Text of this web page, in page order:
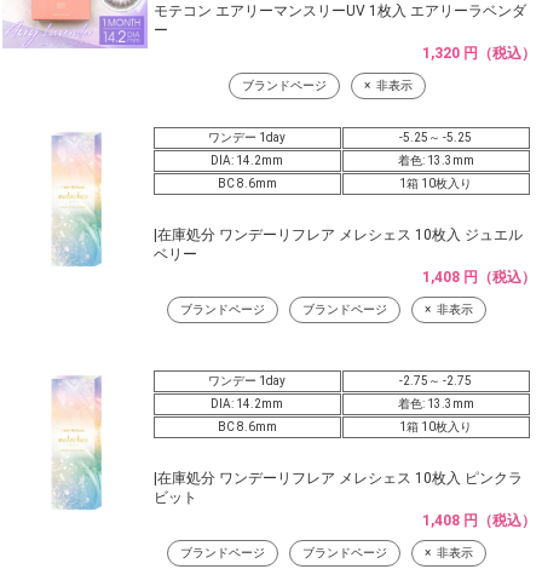
モテコン エアリーマンスリーUV 1枚入 エアリーラベンダ
ー
1,320 円（税込）
ブランドページ 非表示
ワンデー 1day
-5.25～ -5.25
DIA: 14.2mm
着色: 13.3mm
BC 8.6mm
1箱 10枚入り
|在庫処分 ワンデーリフレア メレシェス 10枚入 ジュエル
ベリー
1,408 円（税込）
ブランドページ ブランドページ 非表示
ワンデー 1day
-2.75～ -2.75
DIA: 14.2mm
着色: 13.3mm
BC 8.6mm
1箱 10枚入り
|在庫処分 ワンデーリフレア メレシェス 10枚入 ピンクラ
ビット
1,408 円（税込）
ブランドページ ブランドページ 非表示